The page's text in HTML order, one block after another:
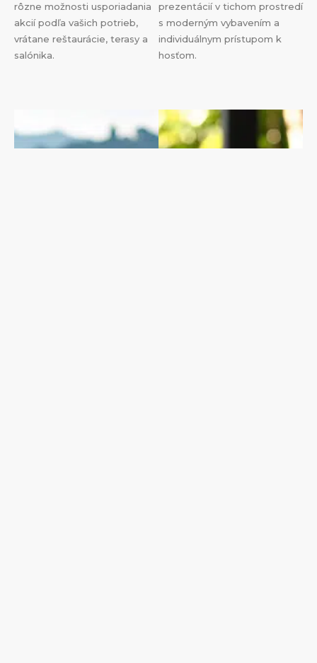
rôzne možnosti usporiadania
akcií podľa vašich potrieb,
vrátane reštaurácie, terasy a
salónika.
prezentácií v tichom prostredí
s moderným vybavením a
individuálnym prístupom k
hosťom.